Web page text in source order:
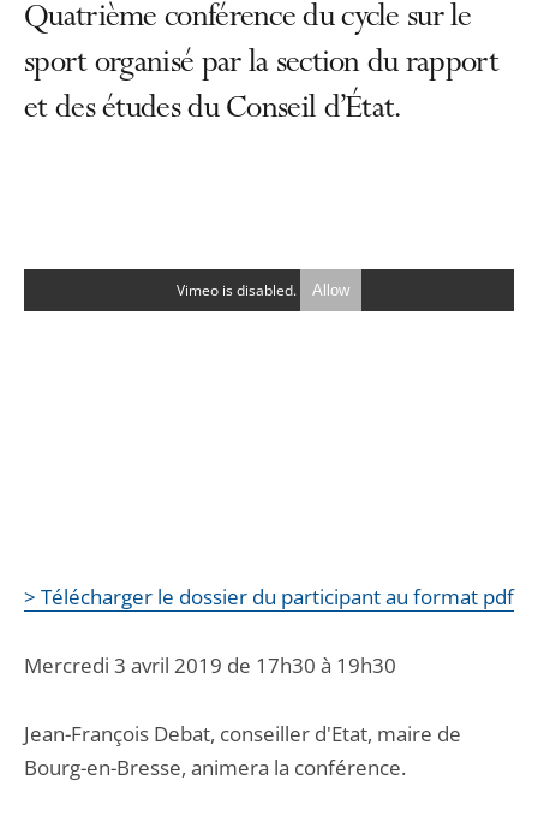
Quatrième conférence du cycle sur le
sport organisé par la section du rapport
et des études du Conseil d’État.
Vimeo is disabled. Allow
> Télécharger le dossier du participant au format pdf
Mercredi 3 avril 2019 de 17h30 à 19h30
Jean-François Debat, conseiller d'Etat, maire de
Bourg-en-Bresse, animera la conférence.